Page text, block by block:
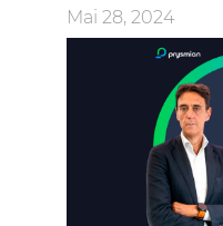
Mai 28, 2024